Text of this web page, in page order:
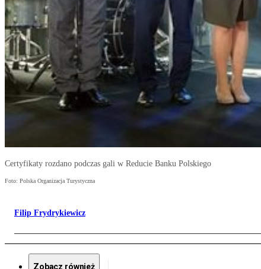
Certyfikaty rozdano podczas gali w Reducie Banku Polskiego
Foto: Polska Organizacja Turystyczna
Filip Frydrykiewicz
Zobacz również